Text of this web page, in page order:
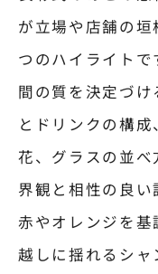
が立場や店舗の
つのハイライト
間の質を決定づ
とドリンクの構
花、グラスの並
界観と相性の良い
赤やオレンジを基
越しに揺れるシ